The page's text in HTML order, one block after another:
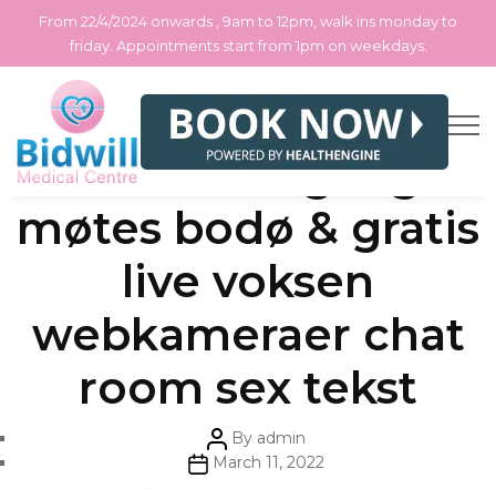
Skip
the
From 22/4/2024 onwards , 9am to 12pm, walk ins monday to
friday. Appointments start from 1pm on weekdays.
Categories
Uncategorized
Tv2.no hver gang vi
møtes bodø & gratis
live voksen
webkameraer chat
room sex tekst
Post
author
By admin
PostMarch 11, 2022